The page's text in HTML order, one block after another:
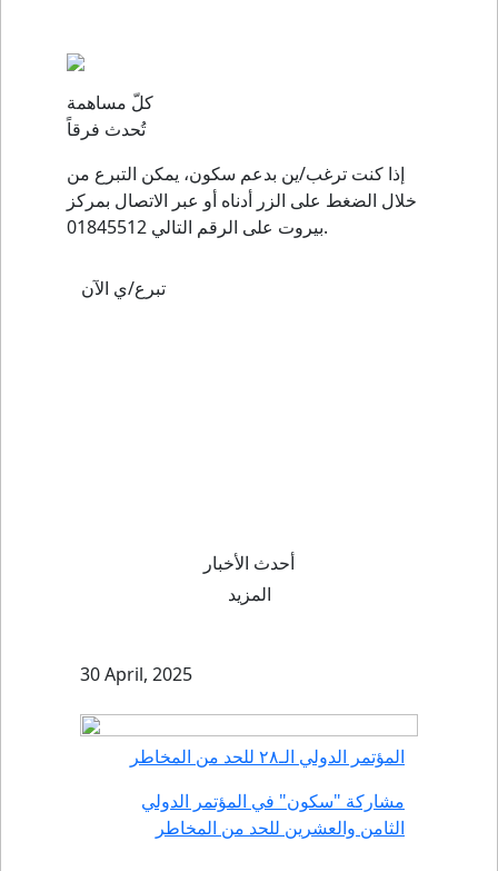
كلّ مساهمة
تُحدث فرقاً
إذا كنت ترغب/ين بدعم سكون، يمكن التبرع من
خلال الضغط على الزر أدناه أو عبر الاتصال بمركز
بيروت على الرقم التالي 01845512.
تبرع/ي الآن
أحدث الأخبار
المزيد
30 April, 2025
المؤتمر الدولي الـ٢٨ للحد من المخاطر
مشاركة "سكون" في المؤتمر الدولي
الثامن والعشرين للحد من المخاطر